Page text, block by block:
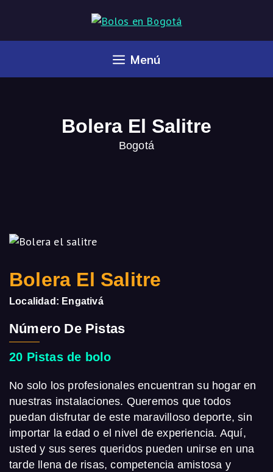
Menú
Bolera El Salitre
Bogotá
Bolera El Salitre
Localidad: Engativá
Número De Pistas
20 Pistas de bolo
No solo los profesionales encuentran su hogar en
nuestras instalaciones. Queremos que todos
puedan disfrutar de este maravilloso deporte, sin
importar la edad o el nivel de experiencia. Aquí,
usted y sus seres queridos pueden unirse en una
tarde llena de risas, competencia amistosa y